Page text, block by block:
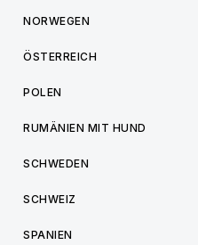
NORWEGEN
ÖSTERREICH
POLEN
RUMÄNIEN MIT HUND
SCHWEDEN
SCHWEIZ
SPANIEN